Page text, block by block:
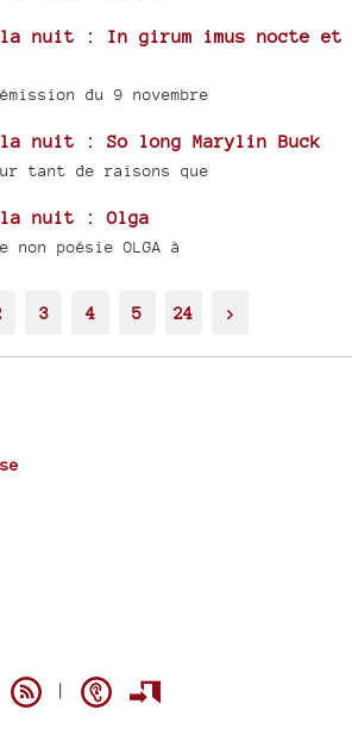
nuit : In girum imus nocte et
du 9 novembre
nuit : So long Marylin Buck
tant de raisons que
la nuit : Olga
non poésie OLGA à
3 4 5 24 >
|